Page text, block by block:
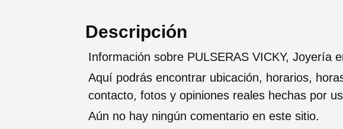
Descripción
Información sobre PULSERAS VICKY, Joyería
Aquí podrás encontrar ubicación, horarios,
contacto, fotos y opiniones reales hechas por
Aún no hay ningún comentario en este sitio.